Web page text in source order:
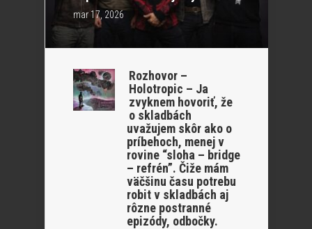
mar 17, 2026
Rozhovor –
Holotropic – Ja
zvyknem hovoriť, že
o skladbách
uvažujem skôr ako o
príbehoch, menej v
rovine “sloha – bridge
– refrén”. Čiže mám
väčšinu času potrebu
robit v skladbách aj
rôzne postranné
epizódy, odbočky.